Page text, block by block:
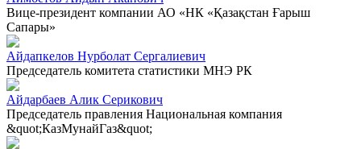
Вице-президент компании АО «НК «Қазақстан Ғарыш
Сапары»
Айдапкелов Нурболат Сергалиевич
Председатель комитета статистики МНЭ РК
Айдарбаев Алик Серикович
Председатель правления Национальная компания
&quot;КазМунайГаз&quot;